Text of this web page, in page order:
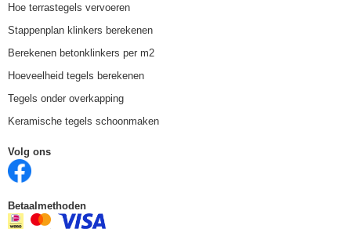
Hoe terrastegels vervoeren
Stappenplan klinkers berekenen
Berekenen betonklinkers per m2
Hoeveelheid tegels berekenen
Tegels onder overkapping
Keramische tegels schoonmaken
Volg ons
Betaalmethoden